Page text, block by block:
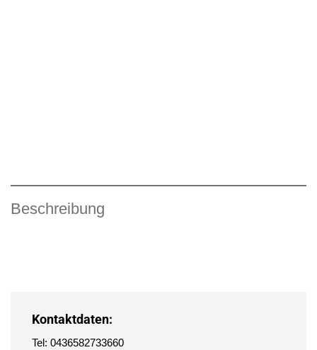
Beschreibung
Kontaktdaten:
Tel: 0436582733660